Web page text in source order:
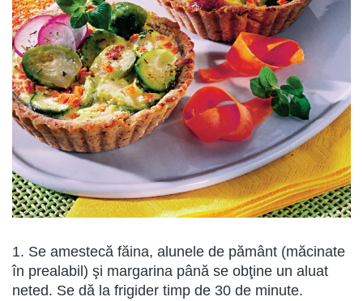
1. Se amestecă făina, alunele de pământ (măcinate
în prealabil) şi margarina până se obţine un aluat
neted. Se dă la frigider timp de 30 de minute.